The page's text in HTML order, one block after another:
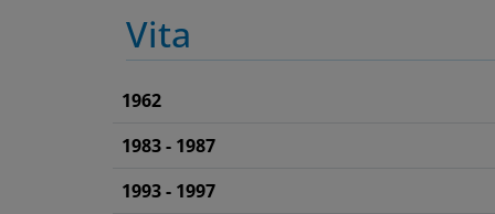
Vita
1962
1983 - 1987
1993 - 1997